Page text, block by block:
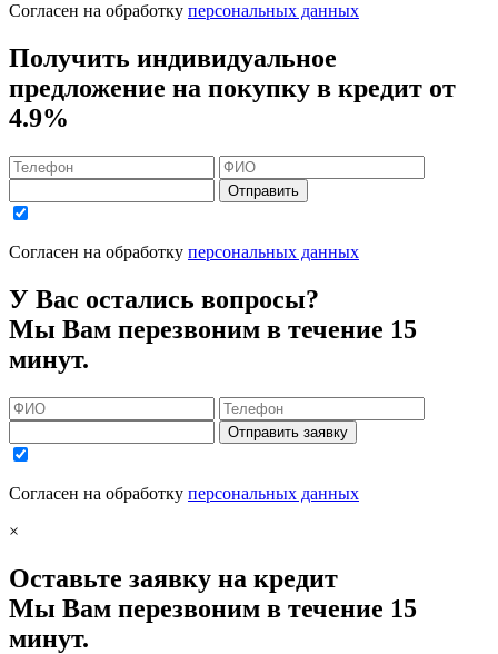
Согласен на обработку персональных данных
Получить индивидуальное
предложение на покупку в кредит от
4.9%
Отправить
Согласен на обработку персональных данных
У Вас остались вопросы?
Мы Вам перезвоним в течение 15
минут.
Отправить заявку
Согласен на обработку персональных данных
×
Оставьте заявку на кредит
Мы Вам перезвоним в течение 15
минут.